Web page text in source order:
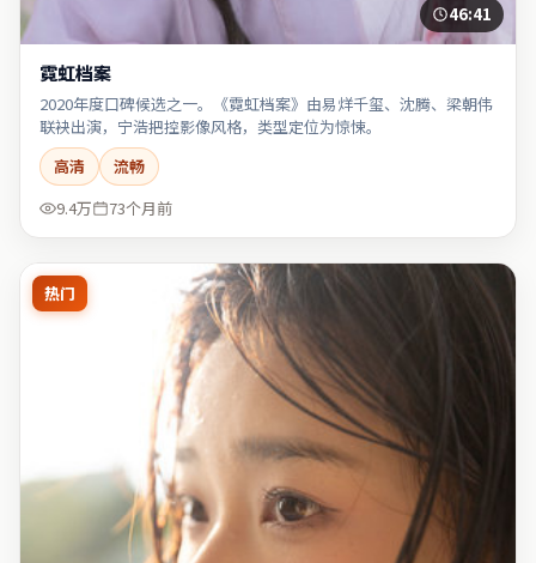
46:41
霓虹档案
2020年度口碑候选之一。《霓虹档案》由易烊千玺、沈腾、梁朝伟
联袂出演，宁浩把控影像风格，类型定位为惊悚。
高清
流畅
9.4万
73个月前
热门